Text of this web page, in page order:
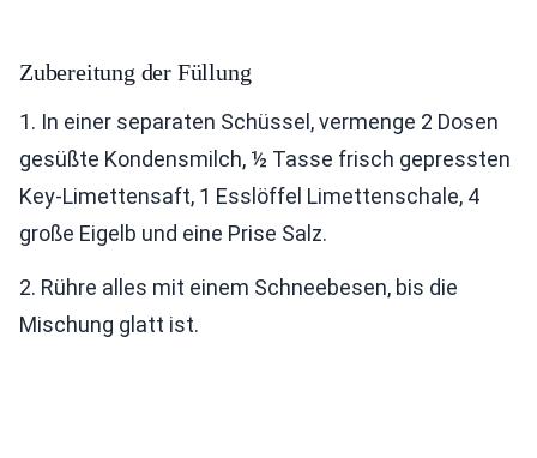
Zubereitung der Füllung
1. In einer separaten Schüssel, vermenge 2 Dosen
gesüßte Kondensmilch, ½ Tasse frisch gepressten
Key-Limettensaft, 1 Esslöffel Limettenschale, 4
große Eigelb und eine Prise Salz.
2. Rühre alles mit einem Schneebesen, bis die
Mischung glatt ist.